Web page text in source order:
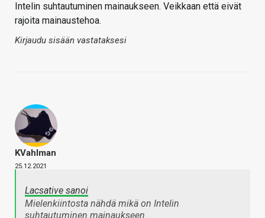
Intelin suhtautuminen mainaukseen. Veikkaan että eivät
rajoita mainaustehoa.
Kirjaudu sisään vastataksesi
KVahlman
25.12.2021
Lacsative sanoi
Mielenkiintosta nähdä mikä on Intelin
suhtautuminen mainaukseen